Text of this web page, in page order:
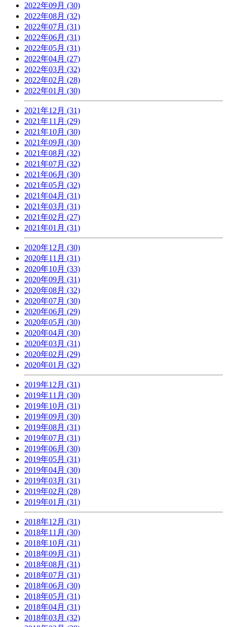
2022年09月 (30)
2022年08月 (32)
2022年07月 (31)
2022年06月 (31)
2022年05月 (31)
2022年04月 (27)
2022年03月 (32)
2022年02月 (28)
2022年01月 (30)
2021年12月 (31)
2021年11月 (29)
2021年10月 (30)
2021年09月 (30)
2021年08月 (32)
2021年07月 (32)
2021年06月 (30)
2021年05月 (32)
2021年04月 (31)
2021年03月 (31)
2021年02月 (27)
2021年01月 (31)
2020年12月 (30)
2020年11月 (31)
2020年10月 (33)
2020年09月 (31)
2020年08月 (32)
2020年07月 (30)
2020年06月 (29)
2020年05月 (30)
2020年04月 (30)
2020年03月 (31)
2020年02月 (29)
2020年01月 (32)
2019年12月 (31)
2019年11月 (30)
2019年10月 (31)
2019年09月 (30)
2019年08月 (31)
2019年07月 (31)
2019年06月 (30)
2019年05月 (31)
2019年04月 (30)
2019年03月 (31)
2019年02月 (28)
2019年01月 (31)
2018年12月 (31)
2018年11月 (30)
2018年10月 (31)
2018年09月 (31)
2018年08月 (31)
2018年07月 (31)
2018年06月 (30)
2018年05月 (31)
2018年04月 (31)
2018年03月 (32)